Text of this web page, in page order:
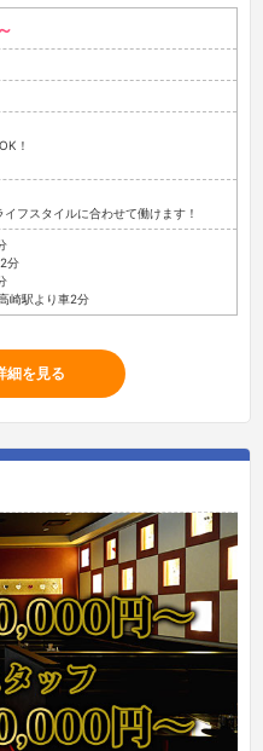
！
フスタイルに合わせて働けます！
分
崎駅より車2分
細を見る